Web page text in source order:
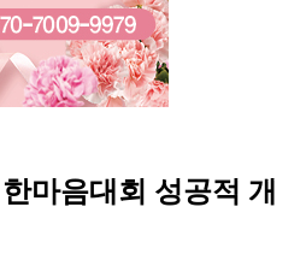
마음대회 성공적 개